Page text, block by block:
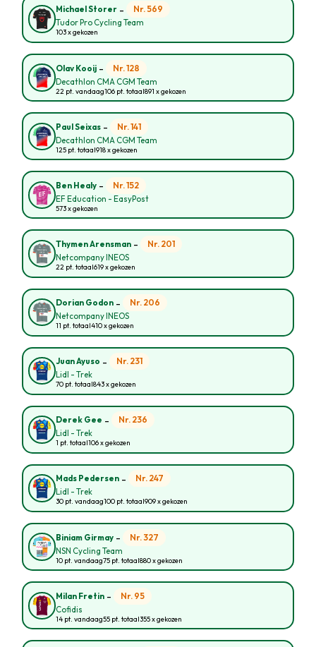
Michael Storer - Nr. 569
Tudor Pro Cycling Team
103 x gekozen
Olav Kooij - Nr. 128
Decathlon CMA CGM Team
22 pt. vandaag106 pt. totaal891 x gekozen
Paul Seixas - Nr. 141
Decathlon CMA CGM Team
125 pt. totaal918 x gekozen
Ben Healy - Nr. 152
EF Education - EasyPost
573 x gekozen
Thymen Arensman - Nr. 201
Netcompany INEOS
22 pt. totaal619 x gekozen
Dorian Godon - Nr. 206
Netcompany INEOS
11 pt. totaal410 x gekozen
Juan Ayuso - Nr. 231
Lidl - Trek
70 pt. totaal843 x gekozen
Derek Gee - Nr. 236
Lidl - Trek
1 pt. totaal106 x gekozen
Mads Pedersen - Nr. 247
Lidl - Trek
30 pt. vandaag100 pt. totaal909 x gekozen
Biniam Girmay - Nr. 327
NSN Cycling Team
10 pt. vandaag75 pt. totaal880 x gekozen
Milan Fretin - Nr. 95
Cofidis
14 pt. vandaag55 pt. totaal355 x gekozen